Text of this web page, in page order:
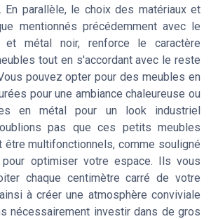
parallèle, le choix des matériaux et
mentionnés précédemment avec le
métal noir, renforce le caractère
tout en s'accordant avec le reste
pouvez opter pour des meubles en
pour une ambiance chaleureuse ou
en métal pour un look industriel
pas que ces petits meubles
être multifonctionnels, comme souligné
optimiser votre espace. Ils vous
chaque centimètre carré de votre
à créer une atmosphère conviviale
nécessairement investir dans de gros